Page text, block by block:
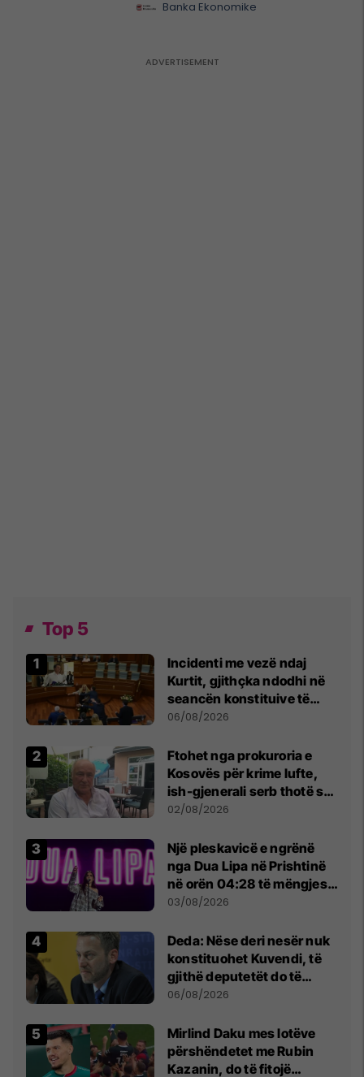
Banka Ekonomike
Top 5
Incidenti me vezë ndaj
Kurtit, gjithçka ndodhi në
seancën konstituive të
Kuvendit
06/08/2026
Ftohet nga prokuroria e
Kosovës për krime lufte,
ish-gjenerali serb thotë se
dikush e tradhtoi në
02/08/2026
Një pleskavicë e ngrënë
nga Dua Lipa në Prishtinë
në orën 04:28 të mëngjesit
- dhe bota digjitale serbe
03/08/2026
Deda: Nëse deri nesër nuk
konstituohet Kuvendi, të
gjithë deputetët do të
bëjnë shkelje të rëndë
06/08/2026
Mirlind Daku mes lotëve
përshëndetet me Rubin
Kazanin, do të fitojë